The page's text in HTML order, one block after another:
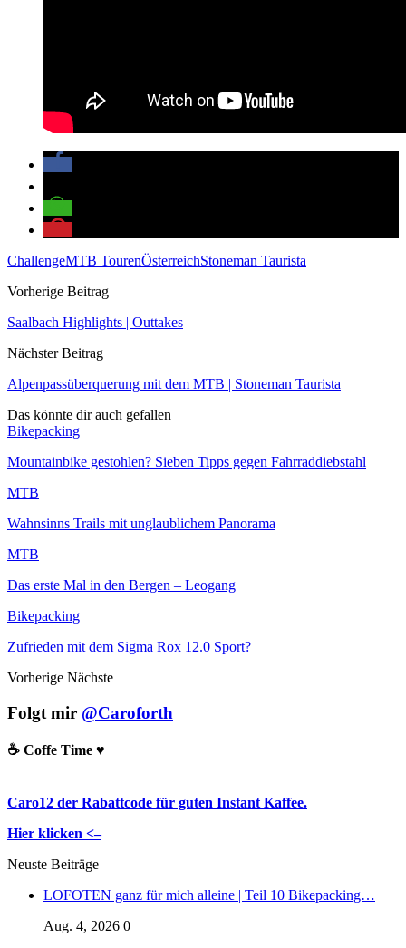
ChallengeMTB TourenÖsterreichStoneman Taurista
Vorherige Beitrag
Saalbach Highlights | Outtakes
Nächster Beitrag
Alpenpassüberquerung mit dem MTB | Stoneman Taurista
Das könnte dir auch gefallen
Bikepacking
Mountainbike gestohlen? Sieben Tipps gegen Fahrraddiebstahl
MTB
Wahnsinns Trails mit unglaublichem Panorama
MTB
Das erste Mal in den Bergen – Leogang
Bikepacking
Zufrieden mit dem Sigma Rox 12.0 Sport?
Vorherige Nächste
Folgt mir @Caroforth
☕️ Coffe Time ♥️
Caro12 der Rabattcode für guten Instant Kaffee.
Hier klicken <–
Neuste Beiträge
LOFOTEN ganz für mich alleine | Teil 10 Bikepacking…
Aug. 4, 2026 0